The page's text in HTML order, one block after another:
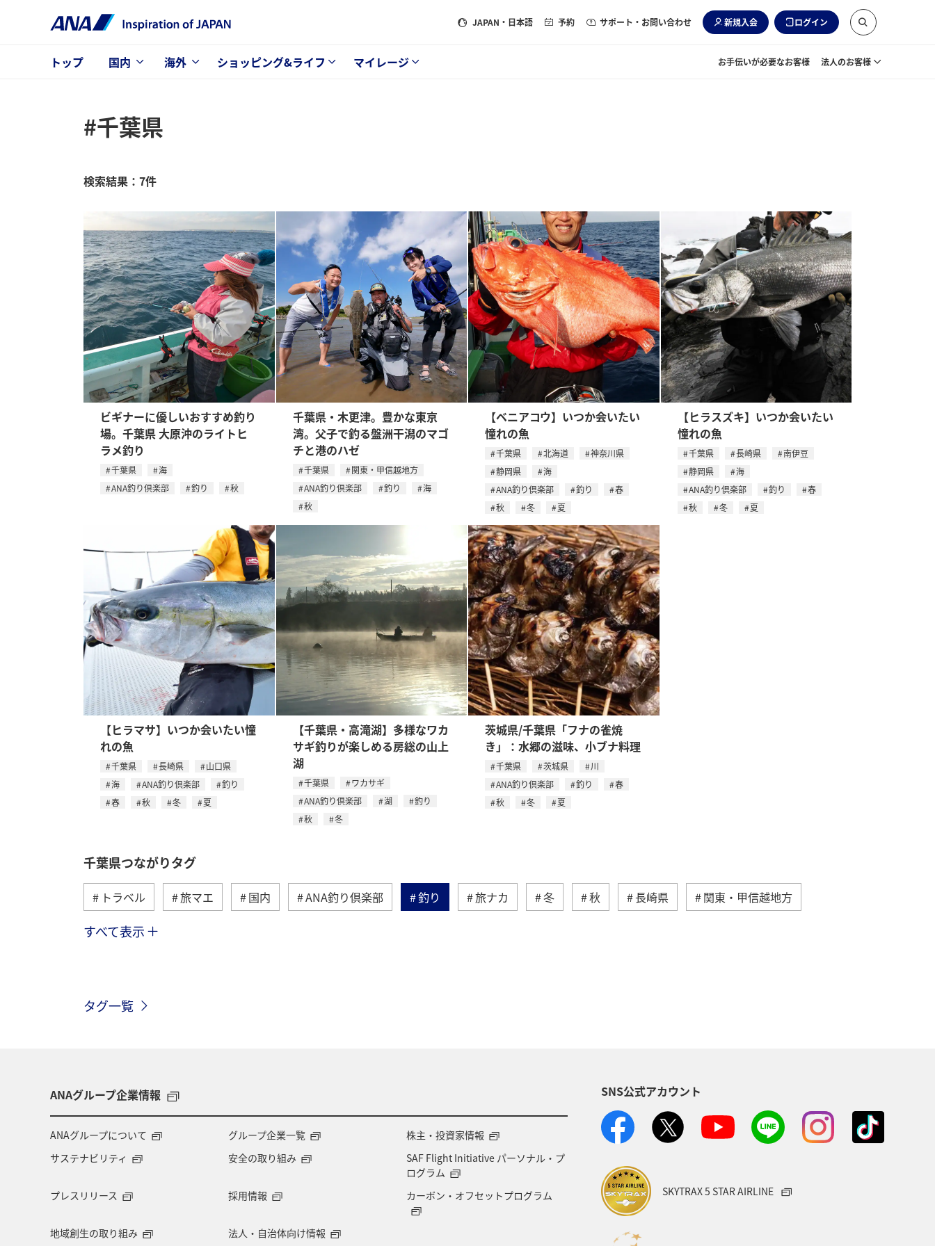
JAPAN ・日本語 予約 サポート・お問い合わせ 新規入会 ログイン
トップ 国内 海外 ショッピング&ライフ マイレージ お手伝いが必要なお客様 法人のお客様
#千葉県
検索結果：7件
ビギナーに優しいおすすめ釣り
場。千葉県 大原沖のライトヒ
ラメ釣り
千葉県
海
ANA釣り倶楽部
釣り 秋
千葉県・木更津。豊かな東京
湾。父子で釣る盤洲干潟のマゴ
チと港のハゼ
千葉県
関東・甲信越地方
ANA釣り倶楽部
釣り
海
秋
【ベニアコウ】いつか会いたい
憧れの魚
千葉県 北海道
神奈川県
静岡県
海
ANA釣り倶楽部
釣り
春
秋
冬 夏
【ヒラスズキ】いつか会いたい
憧れの魚
千葉県 長崎県
南伊豆
静岡県
海
ANA釣り倶楽部
釣り
春
秋
冬 夏
【ヒラマサ】いつか会いたい憧
れの魚
千葉県 長崎県
山口県
海
ANA釣り倶楽部
釣り
春
秋 冬 夏
【千葉県・高滝湖】多様なワカ
サギ釣りが楽しめる房総の山上
湖
千葉県
ワカサギ
ANA釣り倶楽部
湖
釣り
秋
冬
茨城県/千葉県「フナの雀焼
き」：水郷の滋味、小ブナ料理
千葉県 茨城県
川
ANA釣り倶楽部
釣り
春
秋
冬 夏
千葉県つながりタグ
トラベル 旅マエ 国内 ANA釣り倶楽部 釣り 旅ナカ 冬 秋 長崎県 関東・甲信越地方
海 北海道
お祭り・イベント
すべて表示
タグ一覧
ANAグループ企業情報
ANAグループについて グループ企業一覧
株主・投資家情報
サステナビリティ
安全の取り組み
SAF Flight Initiative パーソナル・プ
ログラム
プレスリリース
採用情報 カーボン・オフセットプログラム
地域創生の取り組み 法人・自治体向け情報
SNS公式アカウント
SKYTRAX 5 STAR AIRLINE